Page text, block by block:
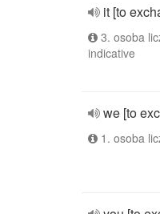
it [to
3. osoba
indicative
we [to
1. osoba